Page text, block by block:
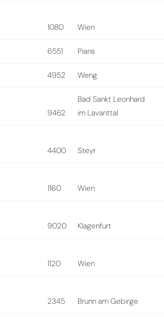
1080 Wien
6551 Pians
4952 Weng
9462
Bad Sankt Leonhard
im Lavanttal
4400 Steyr
1160 Wien
9020 Klagenfurt
1120 Wien
2345 Brunn am Gebirge